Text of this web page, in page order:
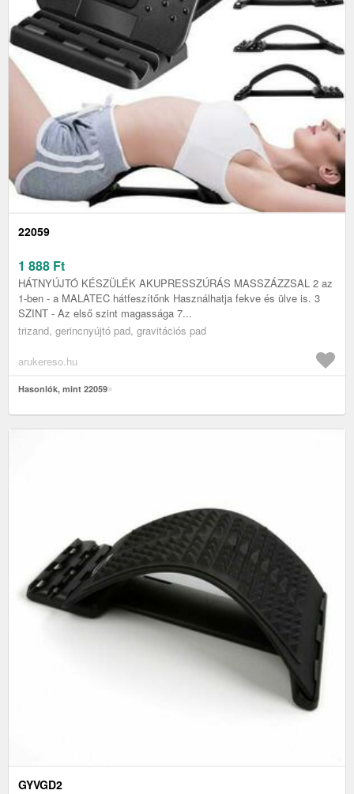
22059
1 888 Ft
HÁTNYÚJTÓ KÉSZÜLÉK AKUPRESSZÚRÁS MASSZÁZZSAL 2 az
1-ben - a MALATEC hátfeszítőnk Használhatja fekve és ülve is. 3
SZINT - Az első szint magassága 7...
trizand, gerincnyújtó pad, gravitációs pad
arukereso.hu
Hasonlók, mint 22059
GYVGD2